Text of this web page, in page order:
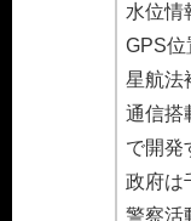
水位情
GPS位
星航法
通信搭
で開発
政府は
警察活